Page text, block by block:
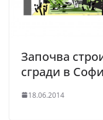
Започва
сгради в
18.06.2014